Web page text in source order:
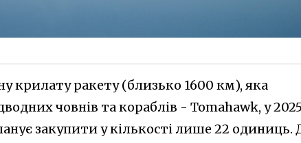
крилату ракету (близько 1600 км), яка
човнів та кораблів - Tomahawk, у
закупити у кількості лише 22 одиниць.